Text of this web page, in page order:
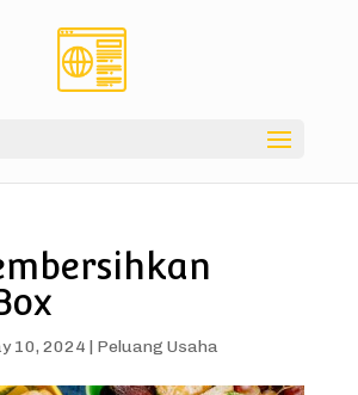
10, 2024 | Peluang Usaha